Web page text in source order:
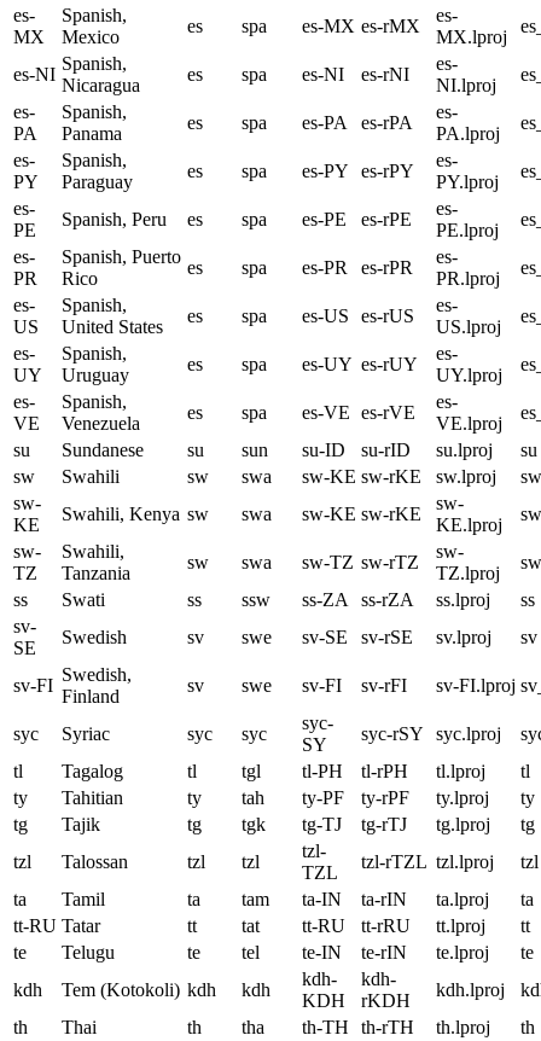
es-
MX
Spanish,
Mexico
es spa es-MX es-rMX
es-
MX.lproj
es-NI
Spanish,
Nicaragua
es spa es-NI es-rNI
es-
NI.lproj
es-
PA
Spanish,
Panama
es spa es-PA es-rPA
es-
PA.lproj
es-
PY
Spanish,
Paraguay
es spa es-PY es-rPY
es-
PY.lproj
es-
PE
Spanish, Peru es spa es-PE es-rPE
es-
PE.lproj
es-
PR
Spanish, Puerto
Rico
es spa es-PR es-rPR
es-
PR.lproj
es-
US
Spanish,
United States
es spa es-US es-rUS
es-
US.lproj
es-
UY
Spanish,
Uruguay
es spa es-UY es-rUY
es-
UY.lproj
es-
VE
Spanish,
Venezuela
es spa es-VE es-rVE
es-
VE.lproj
su
Sundanese su sun su-ID su-rID su.lproj
su
sw
Swahili sw swa sw-KE sw-rKE sw.lproj
sw
sw-
KE
Swahili, Kenya sw swa sw-KE sw-rKE
sw-
KE.lproj
sw-
TZ
Swahili,
Tanzania
sw swa sw-TZ sw-rTZ
sw-
TZ.lproj
ss
Swati ss ssw ss-ZA ss-rZA ss.lproj
ss
sv-
SE
Swedish sv swe sv-SE sv-rSE sv.lproj sv
sv-FI
Swedish,
Finland
sv swe sv-FI sv-rFI sv-FI.lproj
syc Syriac syc syc
syc-
SY
syc-rSY syc.lproj
tl
Tagalog tl tgl tl-PH tl-rPH tl.lproj
tl
ty
Tahitian ty tah ty-PF ty-rPF ty.lproj
ty
tg
Tajik tg tgk tg-TJ tg-rTJ tg.lproj
tg
tzl
Talossan tzl tzl
tzl-
TZL
tzl-rTZL tzl.lproj
tzl
ta
Tamil ta tam ta-IN ta-rIN ta.lproj
ta
tt-RU Tatar tt tat tt-RU tt-rRU tt.lproj
tt
te
Telugu te tel te-IN te-rIN te.lproj
te
kdh
Tem (Kotokoli) kdh kdh
kdh-
KDH
kdh-
rKDH
kdh.lproj
th
Thai th tha th-TH th-rTH th.lproj
th